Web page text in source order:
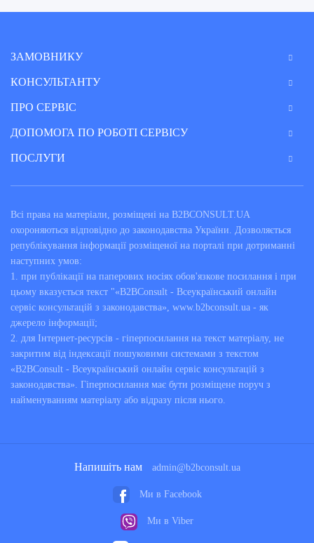
ЗАМОВНИКУ
КОНСУЛЬТАНТУ
ПРО СЕРВІС
ДОПОМОГА ПО РОБОТІ СЕРВІСУ
ПОСЛУГИ
Всі права на матеріали, розміщені на B2BCONSULT.UA
охороняються відповідно до законодавства України. Дозволяється
републікування інформації розміщеної на порталі при дотриманні
наступних умов:
1. при публікації на паперових носіях обов'язкове посилання і при
цьому вказується текст "«B2BConsult - Всеукраїнський онлайн
сервіс консультацій з законодавства», www.b2bconsult.ua - як
джерело інформації;
2. для Інтернет-ресурсів - гіперпосилання на текст матеріалу, не
закритим від індексації пошуковими системами з текстом
«B2BConsult - Всеукраїнський онлайн сервіс консультацій з
законодавства». Гіперпосилання має бути розміщене поруч з
найменуванням матеріалу або відразу після нього.
Напишіть нам admin@b2bconsult.ua
Ми в Facebook
Ми в Viber